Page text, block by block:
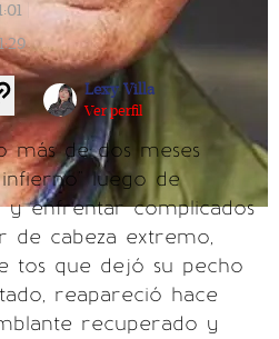
Lexy Villa
Ver perfil
más de dos meses
luego de
y enfrentar complicados
de cabeza extremo,
tos que dejó su pecho
reapareció hace
recuperado y